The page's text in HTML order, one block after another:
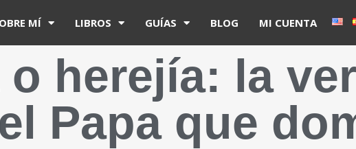
MÍ LIBROS GUÍAS BLOG MI CUENTA
herejía: la
Papa que